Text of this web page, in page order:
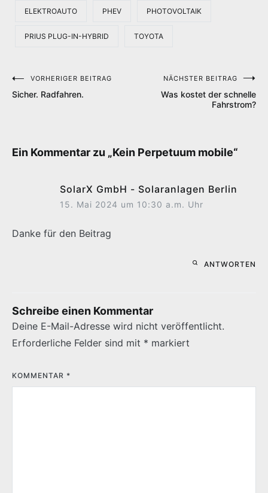
ELEKTROAUTO PHEV PHOTOVOLTAIK
PRIUS PLUG-IN-HYBRID TOYOTA
Beitragsnavigation
VORHERIGER BEITRAG
Sicher. Radfahren.
NÄCHSTER BEITRAG
Was kostet der schnelle
Fahrstrom?
Ein Kommentar zu „Kein Perpetuum mobile“
SolarX GmbH - Solaranlagen Berlin
15. Mai 2024 um 10:30 a.m. Uhr
Danke für den Beitrag
ANTWORTEN
Schreibe einen Kommentar
Deine E-Mail-Adresse wird nicht veröffentlicht.
Erforderliche Felder sind mit * markiert
KOMMENTAR *